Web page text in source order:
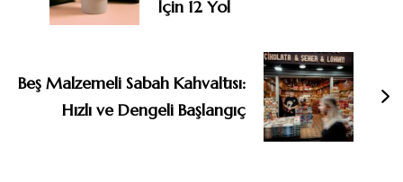
İçin 12 Yol
Beş Malzemeli Sabah Kahvaltısı:
Hızlı ve Dengeli Başlangıç